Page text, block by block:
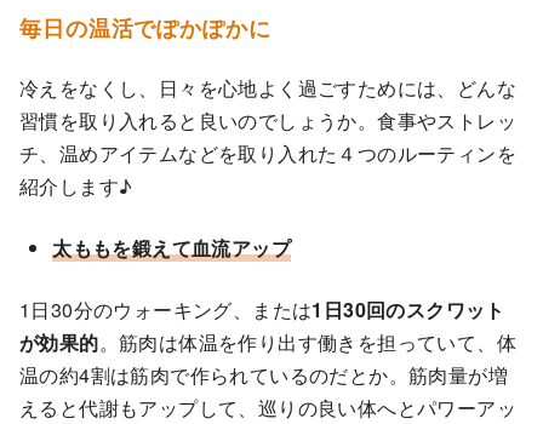
毎日の温活でぽかぽかに
冷えをなくし、日々を心地よく過ごすためには、どんな
習慣を取り入れると良いのでしょうか。食事やストレッ
チ、温めアイテムなどを取り入れた４つのルーティンを
紹介します♪
太ももを鍛えて血流アップ
1日30分のウォーキング、または1日30回のスクワット
が効果的。筋肉は体温を作り出す働きを担っていて、体
温の約4割は筋肉で作られているのだとか。筋肉量が増
えると代謝もアップして、巡りの良い体へとパワーアッ